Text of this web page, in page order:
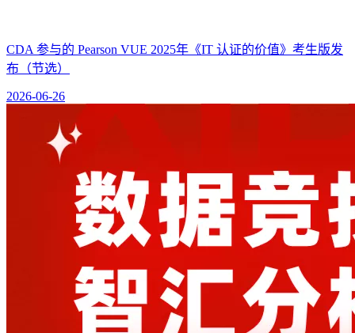
CDA 参与的 Pearson VUE 2025年《IT 认证的价值》考生版发
布（节选）
2026-06-26